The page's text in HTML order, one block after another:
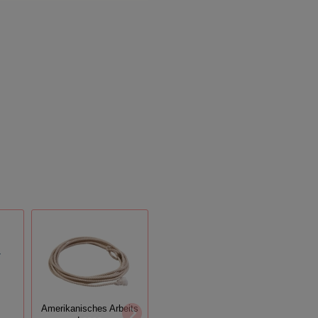
Amerikanisches Arbeits